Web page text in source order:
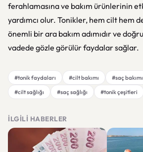
ferahlamasına ve bakım ürünlerinin
yardımcı olur. Tonikler, hem cilt hem
önemli bir ara bakım adımıdır ve
vadede gözle görülür faydalar sağlar.
#tonik faydaları #cilt bakımı #saç bakımı
#cilt sağlığı
#saç sağlığı #tonik çeşitleri
İLGILI HABERLER